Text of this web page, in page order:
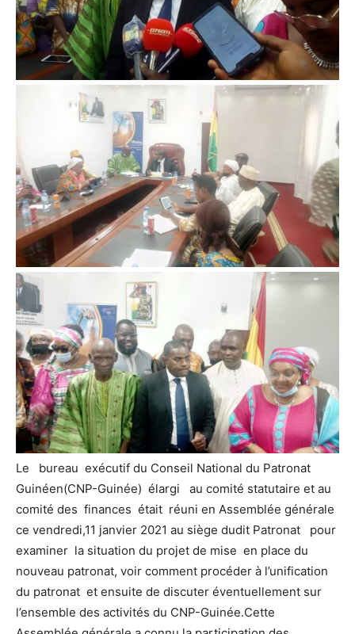
Le bureau exécutif du Conseil National du Patronat
Guinéen(CNP-Guinée) élargi au comité statutaire et au
comité des finances était réuni en Assemblée générale
ce vendredi,11 janvier 2021 au siège dudit Patronat pour
examiner la situation du projet de mise en place du
nouveau patronat, voir comment procéder à l’unification
du patronat et ensuite de discuter éventuellement sur
l’ensemble des activités du CNP-Guinée.Cette